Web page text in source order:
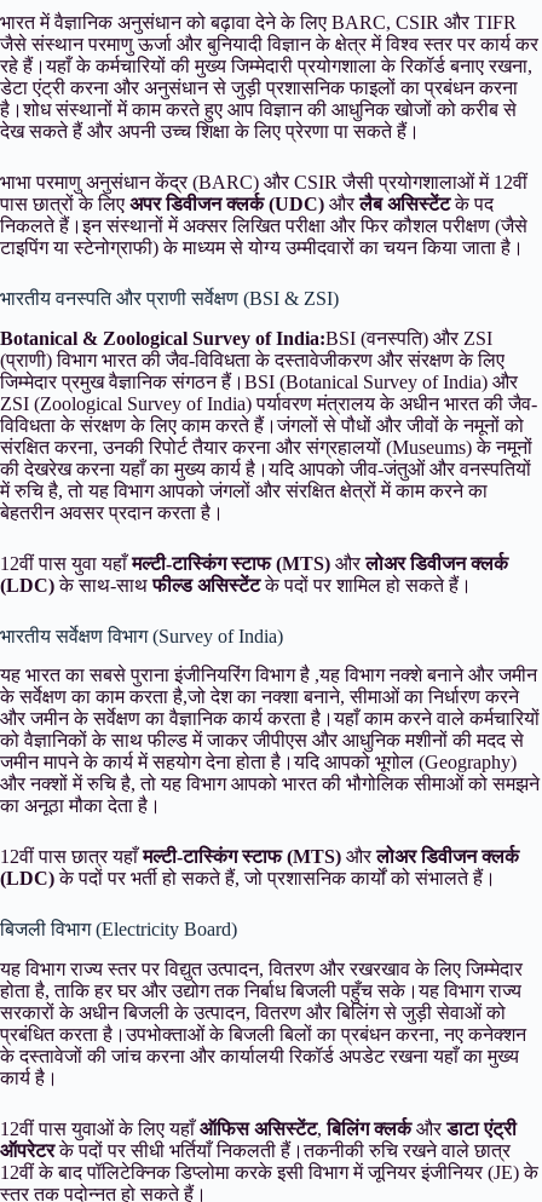
भारत में वैज्ञानिक अनुसंधान को बढ़ावा देने के लिए BARC, CSIR और TIFR
जैसे संस्थान परमाणु ऊर्जा और बुनियादी विज्ञान के क्षेत्र में विश्व स्तर पर कार्य कर
रहे हैं।यहाँ के कर्मचारियों की मुख्य जिम्मेदारी प्रयोगशाला के रिकॉर्ड बनाए रखना,
डेटा एंट्री करना और अनुसंधान से जुड़ी प्रशासनिक फाइलों का प्रबंधन करना
है।शोध संस्थानों में काम करते हुए आप विज्ञान की आधुनिक खोजों को करीब से
देख सकते हैं और अपनी उच्च शिक्षा के लिए प्रेरणा पा सकते हैं।
भाभा परमाणु अनुसंधान केंद्र (BARC) और CSIR जैसी प्रयोगशालाओं में 12वीं
पास छात्रों के लिए अपर डिवीजन क्लर्क (UDC) औरलैब असिस्टेंटके पद
निकलते हैं।इन संस्थानों में अक्सर लिखित परीक्षा और फिर कौशल परीक्षण (जैसे
टाइपिंग या स्टेनोग्राफी) के माध्यम से योग्य उम्मीदवारों का चयन किया जाता है।
भारतीय वनस्पति और प्राणी सर्वेक्षण (BSI & ZSI)
Botanical & Zoological Survey of India:BSI (वनस्पति) और ZSI
(प्राणी) विभाग भारत की जैव-विविधता के दस्तावेजीकरण और संरक्षण के लिए
जिम्मेदार प्रमुख वैज्ञानिक संगठन हैं।BSI (Botanical Survey of India) और
ZSI (Zoological Survey of India) पर्यावरण मंत्रालय के अधीन भारत की जैव-
विविधता के संरक्षण के लिए काम करते हैं।जंगलों से पौधों और जीवों के नमूनों को
संरक्षित करना, उनकी रिपोर्ट तैयार करना और संग्रहालयों (Museums) के नमूनों
की देखरेख करना यहाँ का मुख्य कार्य है।यदि आपको जीव-जंतुओं और वनस्पतियों
में रुचि है, तो यह विभाग आपको जंगलों और संरक्षित क्षेत्रों में काम करने का
बेहतरीन अवसर प्रदान करता है।
12वीं पास युवा यहाँमल्टी-टास्किंग स्टाफ (MTS) औरलोअर डिवीजन क्लर्क
(LDC)के साथ-साथफील्ड असिस्टेंटके पदों पर शामिल हो सकते हैं।
भारतीय सर्वेक्षण विभाग (Survey of India)
यह भारत का सबसे पुराना इंजीनियरिंग विभाग है ,यह विभाग नक्शे बनाने और जमीन
के सर्वेक्षण का काम करता है,जो देश का नक्शा बनाने, सीमाओं का निर्धारण करने
और जमीन के सर्वेक्षण का वैज्ञानिक कार्य करता है।यहाँ काम करने वाले कर्मचारियों
को वैज्ञानिकों के साथ फील्ड में जाकर जीपीएस और आधुनिक मशीनों की मदद से
जमीन मापने के कार्य में सहयोग देना होता है।यदि आपको भूगोल (Geography)
और नक्शों में रुचि है, तो यह विभाग आपको भारत की भौगोलिक सीमाओं को समझने
का अनूठा मौका देता है।
12वीं पास छात्र यहाँमल्टी-टास्किंग स्टाफ (MTS) औरलोअर डिवीजन क्लर्क
(LDC)के पदों पर भर्ती हो सकते हैं, जो प्रशासनिक कार्यों को संभालते हैं।
बिजली विभाग (Electricity Board)
यह विभाग राज्य स्तर पर विद्युत उत्पादन, वितरण और रखरखाव के लिए जिम्मेदार
होता है, ताकि हर घर और उद्योग तक निर्बाध बिजली पहुँच सके।यह विभाग राज्य
सरकारों के अधीन बिजली के उत्पादन, वितरण और बिलिंग से जुड़ी सेवाओं को
प्रबंधित करता है।उपभोक्ताओं के बिजली बिलों का प्रबंधन करना, नए कनेक्शन
के दस्तावेजों की जांच करना और कार्यालयी रिकॉर्ड अपडेट रखना यहाँ का मुख्य
कार्य है।
12वीं पास युवाओं के लिए यहाँऑफिस असिस्टेंट,बिलिंग क्लर्कऔरडाटा एंट्री
ऑपरेटरके पदों पर सीधी भर्तियाँ निकलती हैं।तकनीकी रुचि रखने वाले छात्र
12वीं के बाद पॉलिटेक्निक डिप्लोमा करके इसी विभाग में जूनियर इंजीनियर (JE) के
स्तर तक पदोन्नत हो सकते हैं।